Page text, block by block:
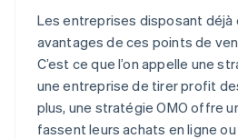
Les entreprises disposant
avantages de ces points de
C’est ce que l’on appelle une
une entreprise de tirer profit
plus, une stratégie OMO offre
fassent leurs achats en ligne ou